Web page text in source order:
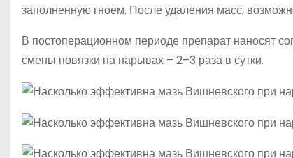
заполненную гноем. После удаления масс,
В постоперационном периоде препарат наносят
смены повязки на нарывах – 2–3 раза в сутки.